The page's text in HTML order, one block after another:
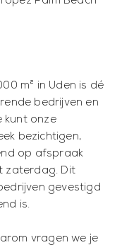
m² in Uden is dé
bedrijven en
kunt onze
bezichtigen,
op afspraak
zaterdag. Dit
gevestigd
is.
vragen we je